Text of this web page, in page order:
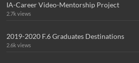
IA-Career Video-Mentorship Project
2.7k views
2019-2020 F.6 Graduates Destinations
2.6k views